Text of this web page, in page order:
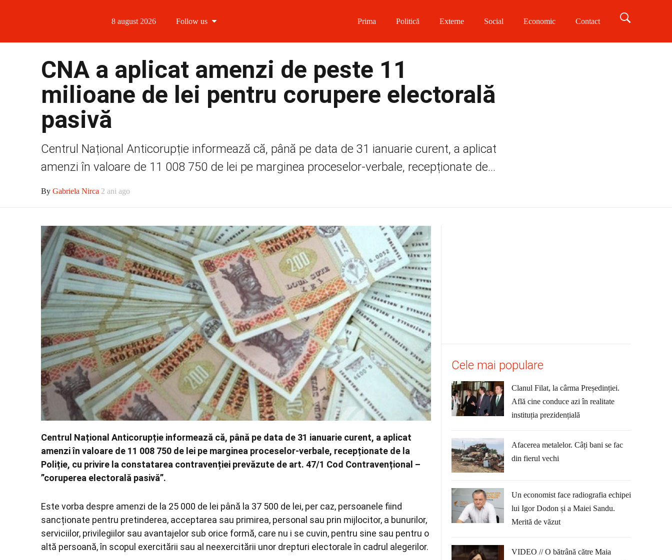
8 august 2026 Follow us
Follow us on Twitter
Prima Politică Externe Social Economic Contact
CNA a aplicat amenzi de peste 11
milioane de lei pentru corupere electorală
pasivă
Centrul Național Anticorupție informează că, până pe data de 31 ianuarie curent, a aplicat
amenzi în valoare de 11 008 750 de lei pe marginea proceselor-verbale, recepționate de...
By Gabriela Nirca 2 ani ago
Centrul Național Anticorupție informează că, până pe data de 31 ianuarie curent, a aplicat
amenzi în valoare de 11 008 750 de lei pe marginea proceselor-verbale, recepționate de la
Poliție, cu privire la constatarea contravenției prevăzute de art. 47/1 Cod Contravențional –
”coruperea electorală pasivă”.
Este vorba despre amenzi de la 25 000 de lei până la 37 500 de lei, per caz, persoanele fiind
sancționate pentru pretinderea, acceptarea sau primirea, personal sau prin mijlocitor, a bunurilor,
serviciilor, privilegiilor sau avantajelor sub orice formă, care nu i se cuvin, pentru sine sau pentru o
altă persoană, în scopul exercitării sau al neexercitării unor drepturi electorale în cadrul alegerilor.
Cele mai populare
Clanul Filat, la cârma Președinției.
Află cine conduce azi în realitate
instituția prezidențială
Afacerea metalelor. Câți bani se fac
din fierul vechi
Un economist face radiografia echipei
lui Igor Dodon și a Maiei Sandu.
Merită de văzut
VIDEO // O bătrână către Maia